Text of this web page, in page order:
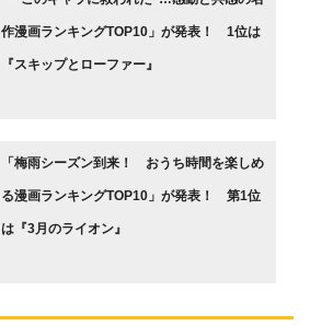
作漫画ランキングTOP10」が発表！ 1位は
『スキップとローファー』
「梅雨シーズン到来！ おうち時間を楽しめ
る漫画ランキングTOP10」が発表！ 第1位
は『3月のライオン』